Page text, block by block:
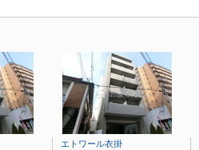
エトワール衣掛